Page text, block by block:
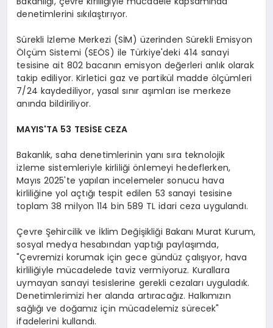
denetimlerini sıkılaştırıyor.
Sürekli İzleme Merkezi (SİM) üzerinden Sürekli Emisyon
Ölçüm Sistemi (SEÖS) ile Türkiye'deki 414 sanayi
tesisine ait 802 bacanın emisyon değerleri anlık olarak
takip ediliyor. Kirletici gaz ve partikül madde ölçümleri
7/24 kaydediliyor, yasal sınır aşımları ise merkeze
anında bildiriliyor.
MAYIS'TA 53 TESİSE CEZA
Bakanlık, saha denetimlerinin yanı sıra teknolojik
izleme sistemleriyle kirliliği önlemeyi hedeflerken,
Mayıs 2025'te yapılan incelemeler sonucu hava
kirliliğine yol açtığı tespit edilen 53 sanayi tesisine
toplam 38 milyon 114 bin 589 TL idari ceza uygulandı.
Çevre Şehircilik ve İklim Değişikliği Bakanı Murat Kurum,
sosyal medya hesabından yaptığı paylaşımda,
"Çevremizi korumak için gece gündüz çalışıyor, hava
kirliliğiyle mücadelede taviz vermiyoruz. Kurallara
uymayan sanayi tesislerine gerekli cezaları uyguladık.
Denetimlerimizi her alanda artıracağız. Halkımızın
sağlığı ve doğamız için mücadelemiz sürecek"
ifadelerini kullandı.